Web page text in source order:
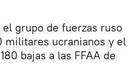
grupo de fuerzas ruso
militares ucranianos y el
bajas a las FFAA de